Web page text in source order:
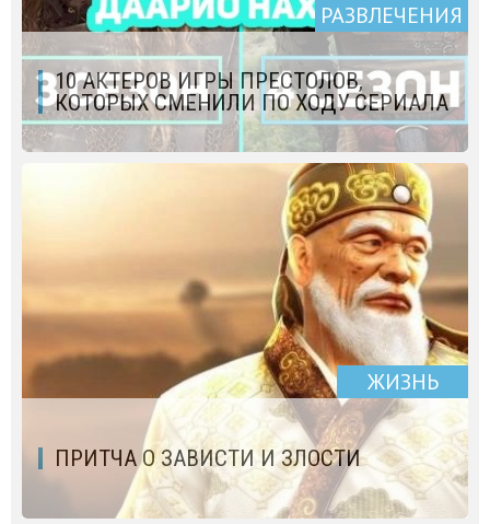
РАЗВЛЕЧЕНИЯ
10 АКТЕРОВ ИГРЫ ПРЕСТОЛОВ,
КОТОРЫХ СМЕНИЛИ ПО ХОДУ СЕРИАЛА
ЖИЗНЬ
ПРИТЧА О ЗАВИСТИ И ЗЛОСТИ